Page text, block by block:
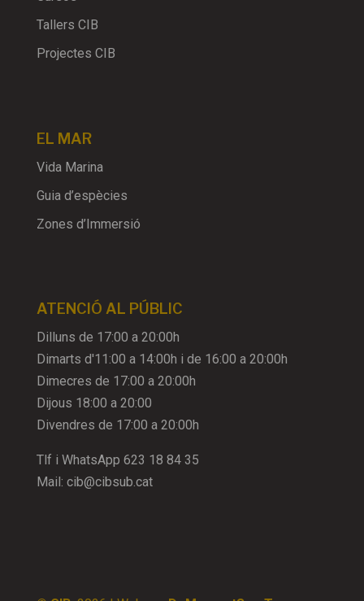
Tallers CIB
Projectes CIB
EL MAR
Vida Marina
Guia d’espècies
Zones d’Immersió
ATENCIÓ AL PÚBLIC
Dilluns de 17:00 a 20:00h
Dimarts d'11:00 a 14:00h i de 16:00 a 20:00h
Dimecres de 17:00 a 20:00h
Dijous 18:00 a 20:00
Divendres de 17:00 a 20:00h
Tlf i WhatsApp 623 18 84 35
Mail: cib@cibsub.cat